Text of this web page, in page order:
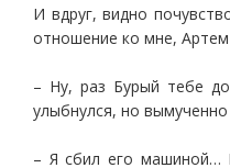
И вдруг, видно
отношение ко мне, Артем
– Ну, раз Бурый тебе
улыбнулся, но вымученно
– Я сбил его машиной…